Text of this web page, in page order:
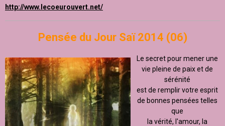
http://www.lecoeurouvert.net/
Pensée du Jour Saï 2014 (06)
Le secret pour mener une
vie pleine de paix et de
sérénité
est de remplir votre esprit
de bonnes pensées telles
que
la vérité, l'amour, la